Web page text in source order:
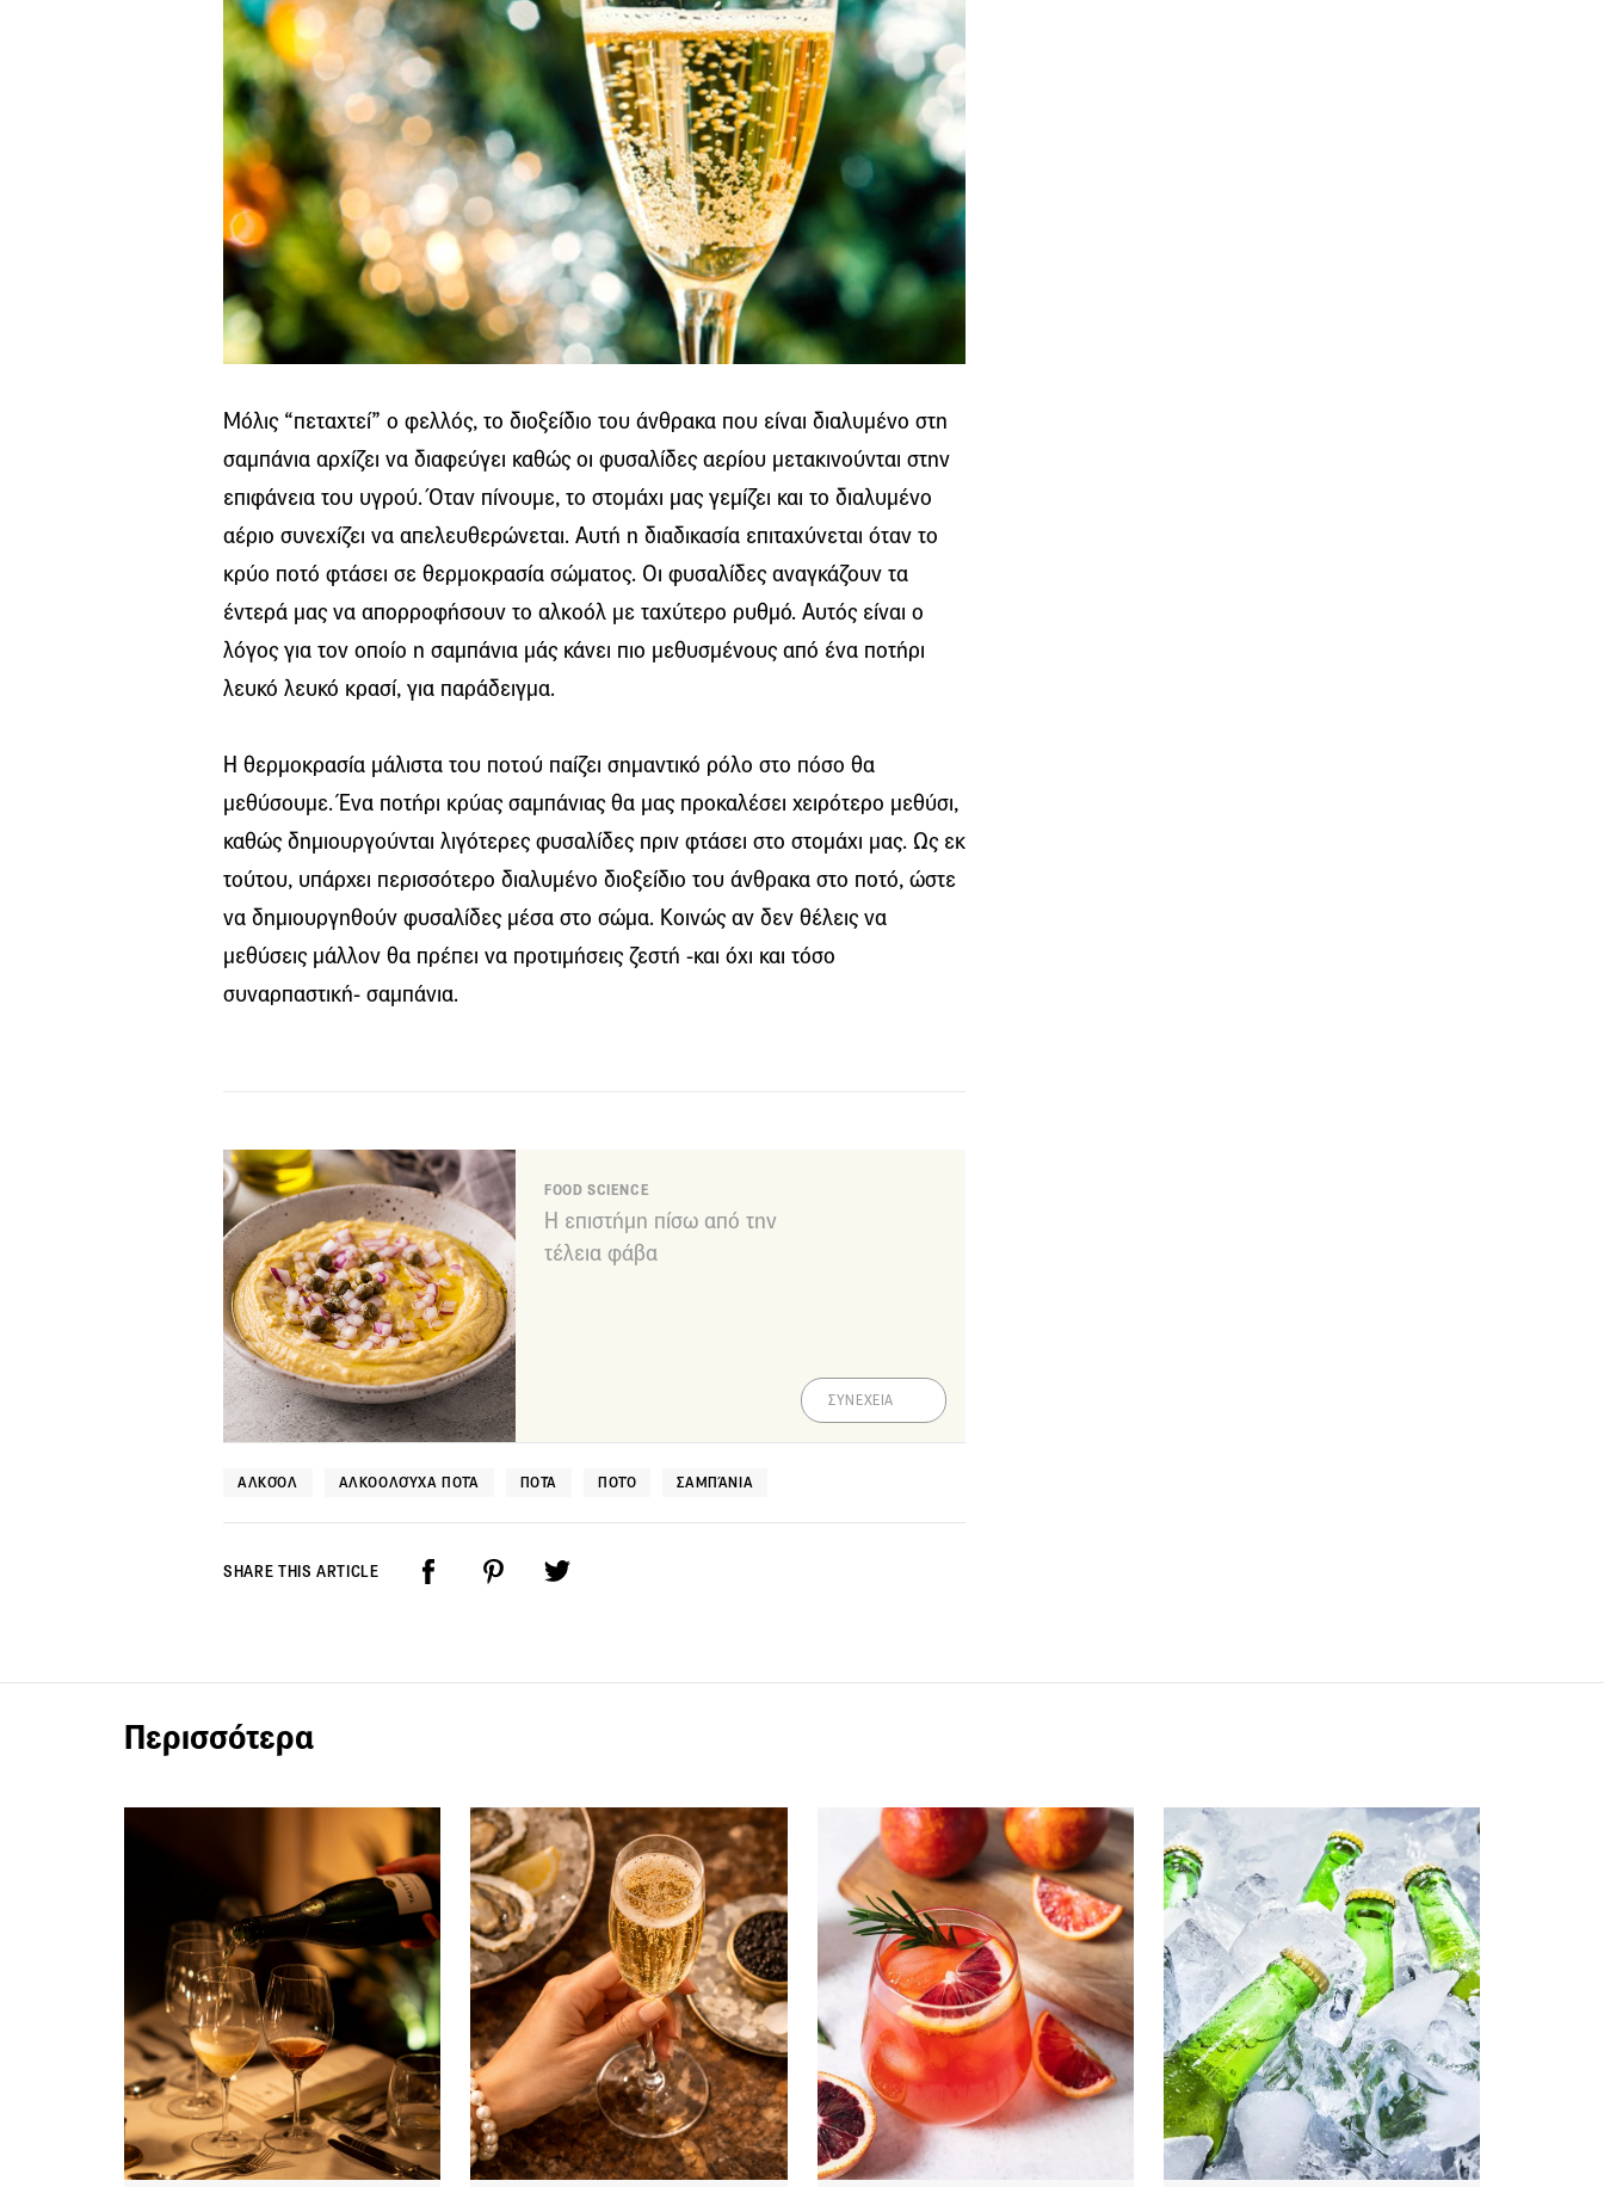
Μόλις “πεταχτεί” ο φελλός, το διοξείδιο του άνθρακα που είναι διαλυμένο στη
σαμπάνια αρχίζει να διαφεύγει καθώς οι φυσαλίδες αερίου μετακινούνται στην
επιφάνεια του υγρού. Όταν πίνουμε, το στομάχι μας γεμίζει και το διαλυμένο
αέριο συνεχίζει να απελευθερώνεται. Αυτή η διαδικασία επιταχύνεται όταν το
κρύο ποτό φτάσει σε θερμοκρασία σώματος. Οι φυσαλίδες αναγκάζουν τα
έντερά μας να απορροφήσουν το αλκοόλ με ταχύτερο ρυθμό. Αυτός είναι ο
λόγος για τον οποίο η σαμπάνια μάς κάνει πιο μεθυσμένους από ένα ποτήρι
λευκό λευκό κρασί, για παράδειγμα.
Η θερμοκρασία μάλιστα του ποτού παίζει σημαντικό ρόλο στο πόσο θα
μεθύσουμε. Ένα ποτήρι κρύας σαμπάνιας θα μας προκαλέσει χειρότερο μεθύσι,
καθώς δημιουργούνται λιγότερες φυσαλίδες πριν φτάσει στο στομάχι μας. Ως εκ
τούτου, υπάρχει περισσότερο διαλυμένο διοξείδιο του άνθρακα στο ποτό, ώστε
να δημιουργηθούν φυσαλίδες μέσα στο σώμα. Κοινώς αν δεν θέλεις να
μεθύσεις μάλλον θα πρέπει να προτιμήσεις ζεστή -και όχι και τόσο
συναρπαστική- σαμπάνια.
FOOD SCIENCE
Η επιστήμη πίσω από την
τέλεια φάβα
ΣΥΝΕΧΕΙΑ
ΑΛΚΟΌΛ ΑΛΚΟΟΛΟΎΧΑ ΠΟΤΆ ΠΟΤΆ ΠΟΤΌ ΣΑΜΠΆΝΙΑ
SHARE THIS ARTICLE
Περισσότερα